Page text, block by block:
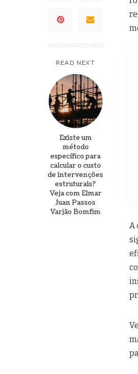
READ NEXT
Existe um
método
específico para
calcular o custo
de intervenções
estruturais?
Veja com Elmar
Juan Passos
Varjão Bomfim
A